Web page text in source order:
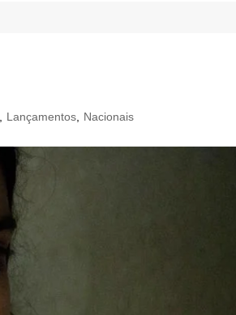
Lançamentos Nacionais